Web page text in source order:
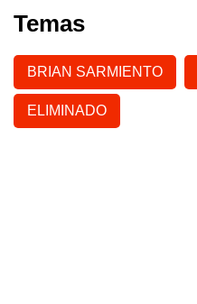
Temas
BRIAN SARMIENTO
ELIMINADO